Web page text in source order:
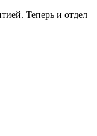
Теперь и отдел